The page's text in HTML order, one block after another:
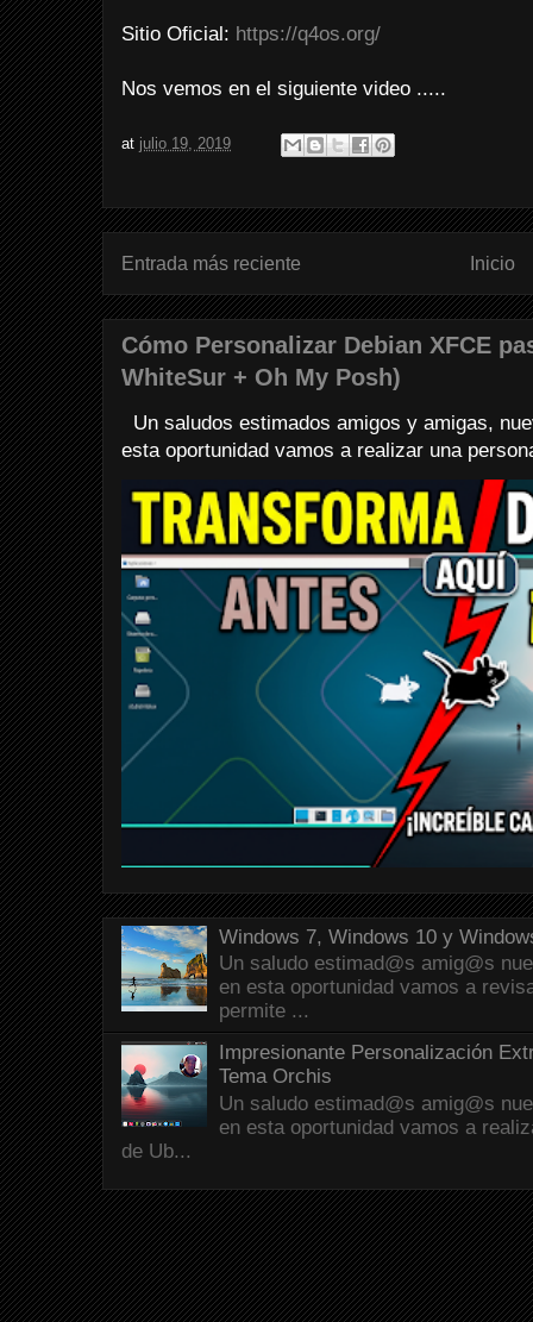
Sitio Oficial: https://q4os.org/
Nos vemos en el siguiente video .....
at julio 19, 2019
Entrada más reciente Inicio
Cómo Personalizar Debian XFCE
WhiteSur + Oh My Posh)
Un saludos estimados amigos y amigas,
esta oportunidad vamos a realizar una
Windows 7, Windows 10 y
Un saludo estimad@s amig@s
en esta oportunidad vamos a
permite ...
Impresionante Personalización
Tema Orchis
Un saludo estimad@s amig@s
en esta oportunidad vamos a
de Ub...